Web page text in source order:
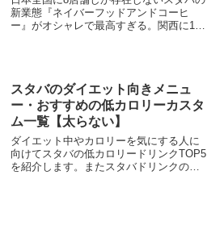
新業態『ネイバーフッドアンドコーヒ
ー』がオシャレで最高すぎる。関西に1店
スタバのダイエット向きメニュ
ー・おすすめの低カロリーカスタ
ム一覧【太らない】
ダイエット中やカロリーを気にする人に
向けてスタバの低カロリードリンクTOP5
を紹介します。またスタバドリンクのカ